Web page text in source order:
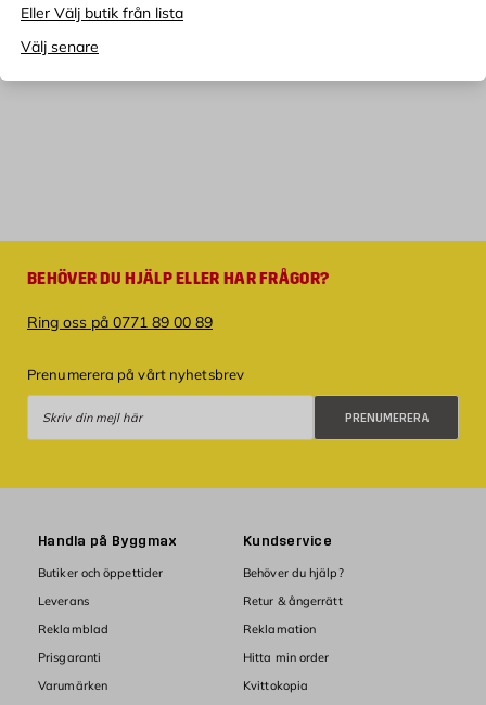
Eller Välj butik från lista
Välj senare
BEHÖVER DU HJÄLP ELLER HAR FRÅGOR?
Ring oss på 0771 89 00 89
Prenumerera på vårt nyhetsbrev
PRENUMERERA
Handla på Byggmax
Butiker och öppettider
Leverans
Reklamblad
Prisgaranti
Varumärken
Kundservice
Behöver du hjälp?
Retur & ångerrätt
Reklamation
Hitta min order
Kvittokopia